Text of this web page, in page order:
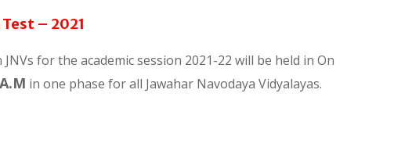
– 2021
for the academic session 2021-22 will be held in On
in one phase for all Jawahar Navodaya Vidyalayas.